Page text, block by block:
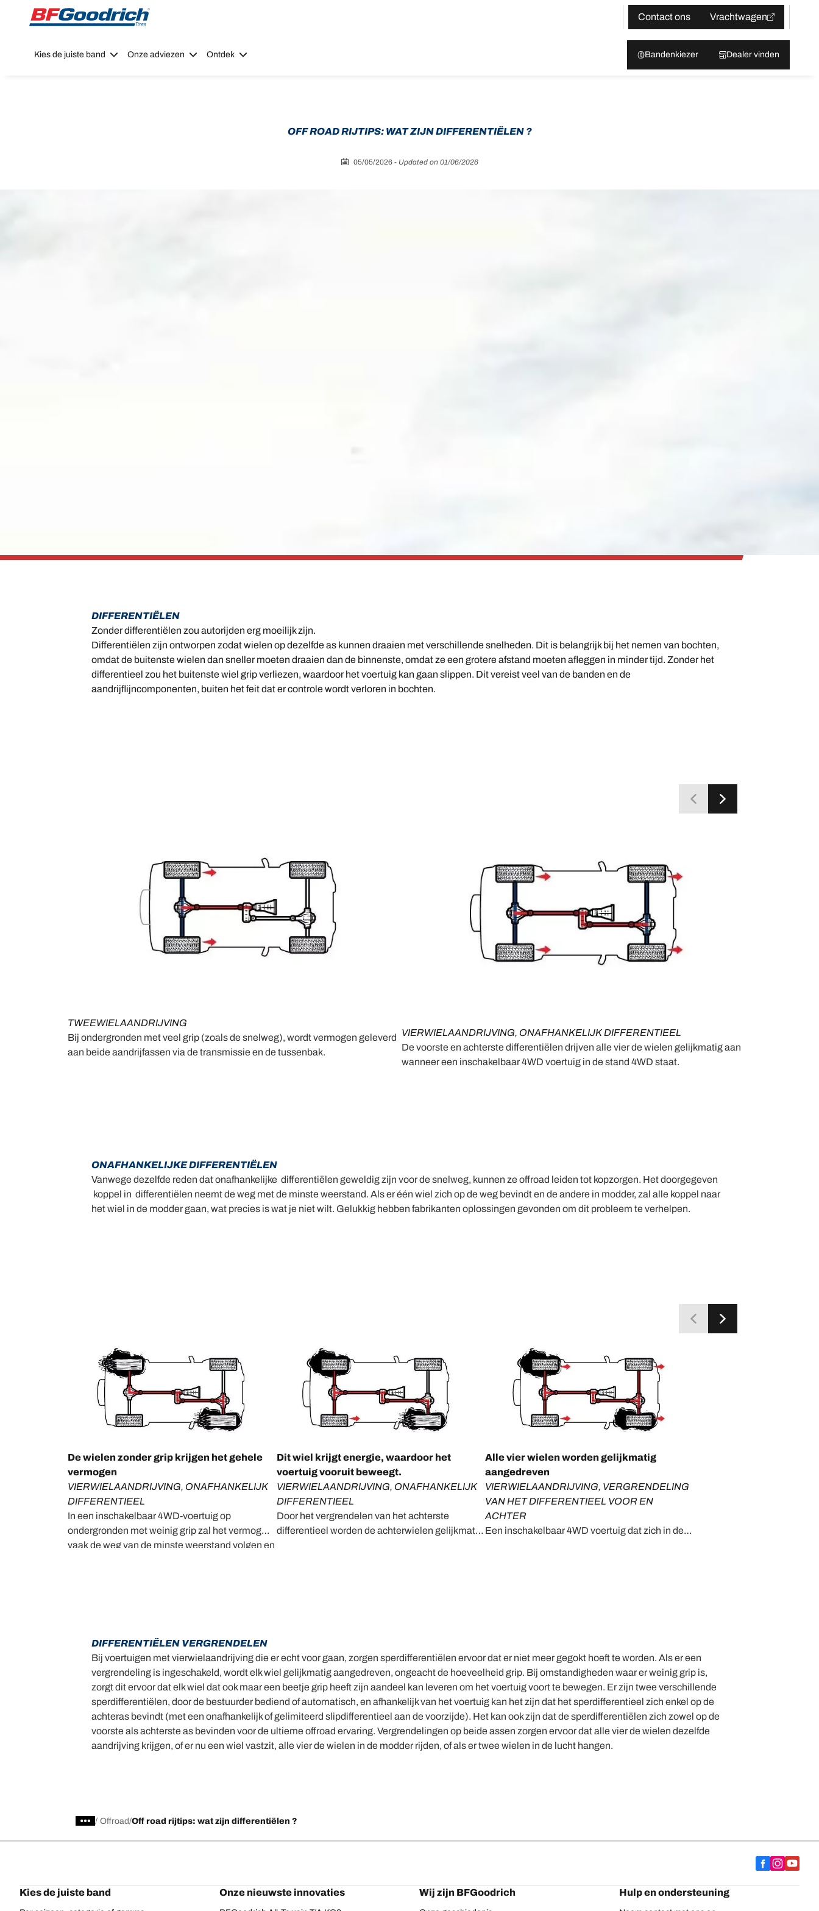
Go to page content
Go to page navigation
Contact ons
Vrachtwagen
Kies de juiste band Onze adviezen Ontdek Bandenkiezer Dealer vinden
OFF ROAD RIJTIPS: WAT ZIJN DIFFERENTIËLEN ?
05/05/2026 - Updated on 01/06/2026
DIFFERENTIËLEN
Zonder differentiëlen zou autorijden erg moeilijk zijn.
Differentiëlen zijn ontworpen zodat wielen op dezelfde as kunnen draaien met verschillende snelheden. Dit is belangrijk bij het nemen van bochten,
omdat de buitenste wielen dan sneller moeten draaien dan de binnenste, omdat ze een grotere afstand moeten afleggen in minder tijd. Zonder het
differentieel zou het buitenste wiel grip verliezen, waardoor het voertuig kan gaan slippen. Dit vereist veel van de banden en de
aandrijflijncomponenten, buiten het feit dat er controle wordt verloren in bochten.
TWEEWIELAANDRIJVING
Bij ondergronden met veel grip (zoals de snelweg), wordt vermogen geleverd
aan beide aandrijfassen via de transmissie en de tussenbak.
VIERWIELAANDRIJVING, ONAFHANKELIJK DIFFERENTIEEL
De voorste en achterste differentiëlen drijven alle vier de wielen gelijkmatig aan
wanneer een inschakelbaar 4WD voertuig in de stand 4WD staat.
ONAFHANKELIJKE DIFFERENTIËLEN
Vanwege dezelfde reden dat onafhankelijke differentiëlen geweldig zijn voor de snelweg, kunnen ze offroad leiden tot kopzorgen. Het doorgegeven
koppel in differentiëlen neemt de weg met de minste weerstand. Als er één wiel zich op de weg bevindt en de andere in modder, zal alle koppel naar
het wiel in de modder gaan, wat precies is wat je niet wilt. Gelukkig hebben fabrikanten oplossingen gevonden om dit probleem te verhelpen.
‎De wielen zonder grip krijgen het gehele
vermogen
VIERWIELAANDRIJVING, ONAFHANKELIJK
DIFFERENTIEEL
In een inschakelbaar 4WD-voertuig op
ondergronden met weinig grip zal het vermogen
vaak de weg van de minste weerstand volgen en
‎Dit wiel krijgt energie, waardoor het
voertuig vooruit beweegt.
VIERWIELAANDRIJVING, ONAFHANKELIJK
DIFFERENTIEEL
Door het vergrendelen van het achterste
differentieel worden de achterwielen gelijkmatig
‎Alle vier wielen worden gelijkmatig
aangedreven
VIERWIELAANDRIJVING, VERGRENDELING
VAN HET DIFFERENTIEEL VOOR EN
ACHTER
Een inschakelbaar 4WD voertuig dat zich in de
DIFFERENTIËLEN VERGRENDELEN
Bij voertuigen met vierwielaandrijving die er echt voor gaan, zorgen sperdifferentiëlen ervoor dat er niet meer gegokt hoeft te worden. Als er een
vergrendeling is ingeschakeld, wordt elk wiel gelijkmatig aangedreven, ongeacht de hoeveelheid grip. Bij omstandigheden waar er weinig grip is,
zorgt dit ervoor dat elk wiel dat ook maar een beetje grip heeft zijn aandeel kan leveren om het voertuig voort te bewegen. Er zijn twee verschillende
sperdifferentiëlen, door de bestuurder bediend of automatisch, en afhankelijk van het voertuig kan het zijn dat het sperdifferentieel zich enkel op de
achteras bevindt (met een onafhankelijk of gelimiteerd slipdifferentieel aan de voorzijde). Het kan ook zijn dat de sperdifferentiëlen zich zowel op de
voorste als achterste as bevinden voor de ultieme offroad ervaring. Vergrendelingen op beide assen zorgen ervoor dat alle vier de wielen dezelfde
aandrijving krijgen, of er nu een wiel vastzit, alle vier de wielen in de modder rijden, of als er twee wielen in de lucht hangen.
/ Offroad Off road rijtips: wat zijn differentiëlen ?
Kies de juiste band Onze nieuwste innovaties Wij zijn BFGoodrich Hulp en ondersteuning